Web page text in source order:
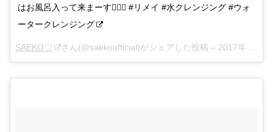
はお風呂入って来まーす👯‍♂️✨ #リメイ #水クレンジング #ウォ
ータークレンジング
SAEKO♡ さん(@saekoofficial)がシェアした投稿 – 2017年 5月月9日午前3時51分PDT